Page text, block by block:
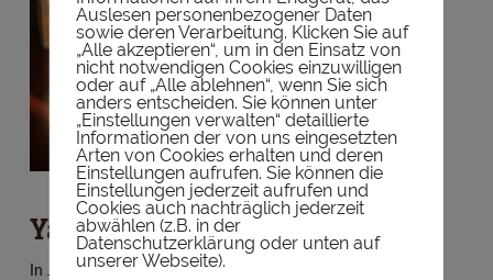
VIEW POST
Yamazaki 12
In Japan, Single Malt ,Tastingby Whiskytasters
Auslesen personenbezogener Daten
sowie deren Verarbeitung. Klicken Sie auf
„Alle akzeptieren“, um in den Einsatz von
nicht notwendigen Cookies einzuwilligen
oder auf „Alle ablehnen“, wenn Sie sich
anders entscheiden. Sie können unter
„Einstellungen verwalten“ detaillierte
Informationen der von uns eingesetzten
Arten von Cookies erhalten und deren
Einstellungen aufrufen. Sie können die
Einstellungen jederzeit aufrufen und
Cookies auch nachträglich jederzeit
abwählen (z.B. in der
Datenschutzerklärung oder unten auf
unserer Webseite).